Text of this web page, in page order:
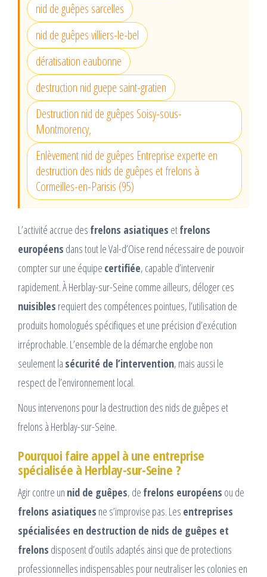
nid de guêpes sarcelles
nid de guêpes villiers-le-bel
dératisation eaubonne
destruction nid guepe saint-gratien
Destruction nid de guêpes Soisy-sous-
Montmorency,
Enlèvement nid de guêpes Entreprise experte en
destruction des nids de guêpes et frelons à
Cormeilles-en-Parisis (95)
L’activité accrue des frelons asiatiques etfrelons
européens dans tout le Val-d’Oise rend nécessaire de pouvoir
compter sur une équipe certifiée, capable d’intervenir
rapidement. À Herblay-sur-Seine comme ailleurs, déloger ces
nuisibles requiert des compétences pointues, l’utilisation de
produits homologués spécifiques et une précision d’exécution
irréprochable. L’ensemble de la démarche englobe non
seulement la sécurité de l’intervention, mais aussi le
respect de l’environnement local.
Nous intervenons pour la destruction des nids de guêpes et
frelons à Herblay-sur-Seine.
Pourquoi faire appel à une entreprise
spécialisée à Herblay-sur-Seine ?
Agir contre un nid de guêpes, de frelons européens ou de
frelons asiatiques ne s’improvise pas. Les entreprises
spécialisées en destruction de nids de guêpes et
frelons disposent d’outils adaptés ainsi que de protections
professionnelles indispensables pour neutraliser les colonies en